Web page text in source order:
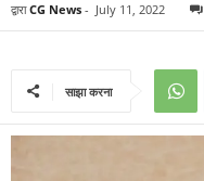
द्वारा CG News - July 11, 2022
साझा करना